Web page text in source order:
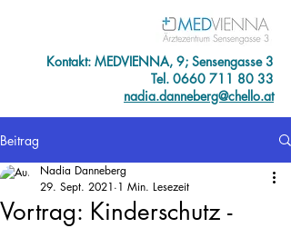
Kontakt: MEDVIENNA, 9; Sensengasse 3
Tel. 0660 711 80 33
nadia.danneberg@chello.at
Beitrag
Vortrag: Kinderschutz -
Nadia Danneberg
29. Sept. 2021 1 Min. Lesezeit